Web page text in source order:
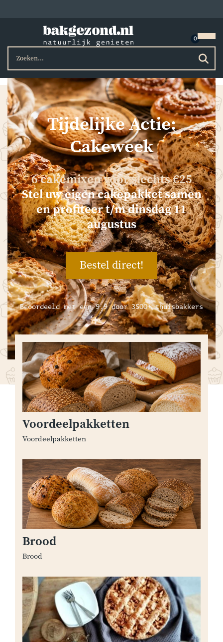
Tijdelijke Actie:
Cakeweek
6 cakemixen voor slechts €25
Stel uw eigen cakepakket samen
en profiteer t/m dinsdag 11
augustus
Bestel direct!
Beoordeeld met een 9.9 door 3500+ thuisbakkers
Voordeelpakketten
Voordeelpakketten
Brood
Brood